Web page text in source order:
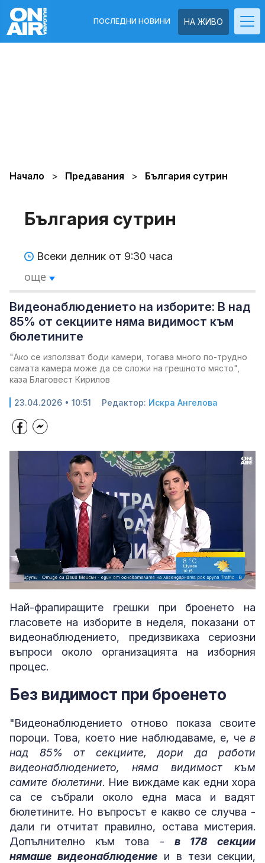
НА ЖИВО
ПОСЛЕДНИ НОВИНИ
Начало Предавания България сутрин
България сутрин
Всеки делник от 9:30 часа
още
Видеонаблюдението на изборите: В над
85% от секциите няма видимост към
бюлетините
"Ако се използват боди камери, тогава много по-трудно
самата камера може да се сложи на грешното място",
каза Благовест Кирилов
23.04.2026 • 10:51 Редактор: Искра Ангелова
Video
Player
is
loading.
Unmute Loaded:
Най-фрапиращите грешки при броенето на
гласовете на изборите в неделя, показани от
видеонаблюдението, предизвикаха сериозни
въпроси около организацията на изборния
процес.
Без видимост при броенето
"Видеонаблюдението отново показа своите
пороци. Това, което ние наблюдаваме, е, че в
над 85% от секциите, дори да работи
видеонаблюдението, няма видимост към
самите бюлетини. Ние виждаме как едни хора
са се събрали около една маса и вадят
бюлетините. Но въпросът е какво се случва -
дали ги отчитат правилно, остава мистерия.
Допълнително към това - в 178 секции
нямаше видеонаблюдение и в тези секции,